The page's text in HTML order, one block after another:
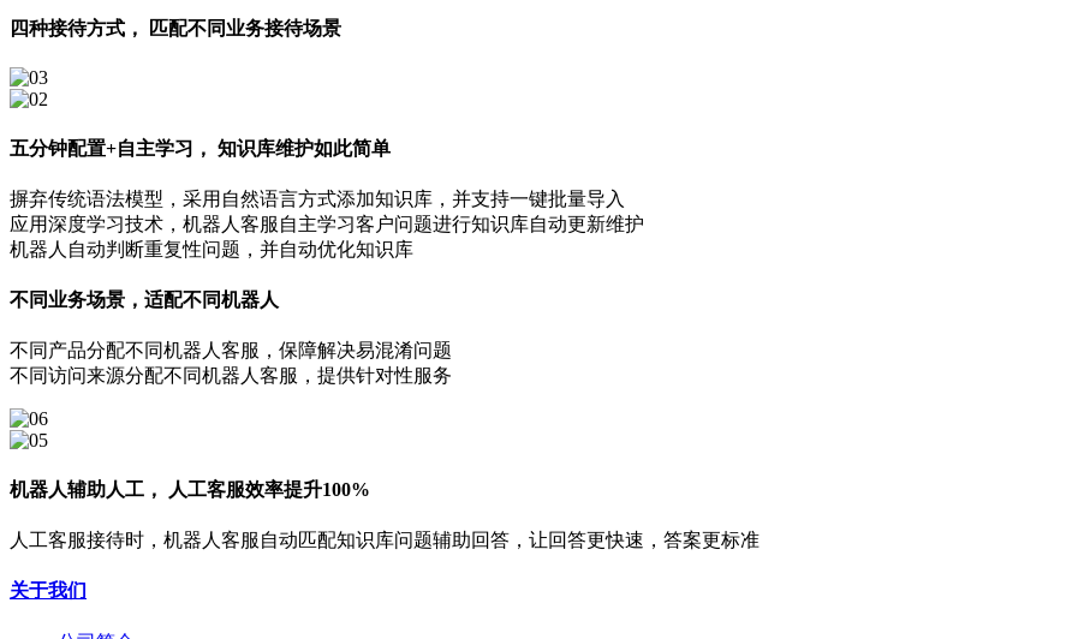
四种接待方式， 匹配不同业务接待场景
五分钟配置+自主学习， 知识库维护如此简单
摒弃传统语法模型，采用自然语言方式添加知识库，并支持一键批量导入
应用深度学习技术，机器人客服自主学习客户问题进行知识库自动更新维护
机器人自动判断重复性问题，并自动优化知识库
不同业务场景，适配不同机器人
不同产品分配不同机器人客服，保障解决易混淆问题
不同访问来源分配不同机器人客服，提供针对性服务
机器人辅助人工， 人工客服效率提升100%
人工客服接待时，机器人客服自动匹配知识库问题辅助回答，让回答更快速，答案更标准
关于我们